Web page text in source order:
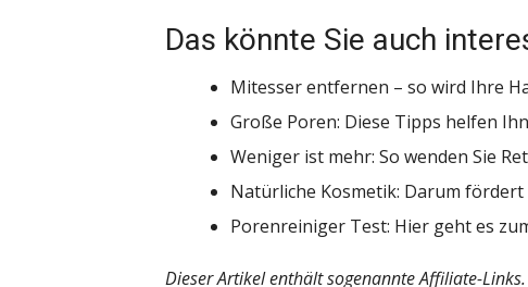
Das könnte Sie auch
Mitesser entfernen – so wird Ihre
Große Poren: Diese Tipps helfen
Weniger ist mehr: So wenden Sie
Natürliche Kosmetik: Darum
Porenreiniger Test: Hier geht es
Dieser Artikel enthält sogenannte Affiliate-